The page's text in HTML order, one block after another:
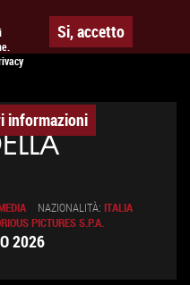
Si, accetto
informazioni
NAZIONALITÀ: ITALIA
PICTURES S.P.A.
2026